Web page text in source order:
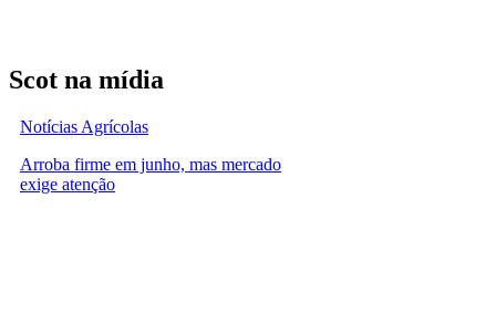
Scot na mídia
Notícias Agrícolas
Arroba firme em junho, mas mercado
exige atenção